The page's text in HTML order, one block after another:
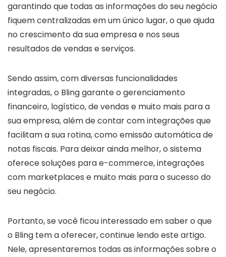
garantindo que todas as informações do seu negócio
fiquem centralizadas em um único lugar, o que ajuda
no crescimento da sua empresa e nos seus
resultados de vendas e serviços.
Sendo assim, com diversas funcionalidades
integradas, o Bling garante o gerenciamento
financeiro, logístico, de vendas e muito mais para a
sua empresa, além de contar com integrações que
facilitam a sua rotina, como emissão automática de
notas fiscais. Para deixar ainda melhor, o sistema
oferece soluções para e-commerce, integrações
com marketplaces e muito mais para o sucesso do
seu negócio.
Portanto, se você ficou interessado em saber o que
o Bling tem a oferecer, continue lendo este artigo.
Nele, apresentaremos todas as informações sobre o